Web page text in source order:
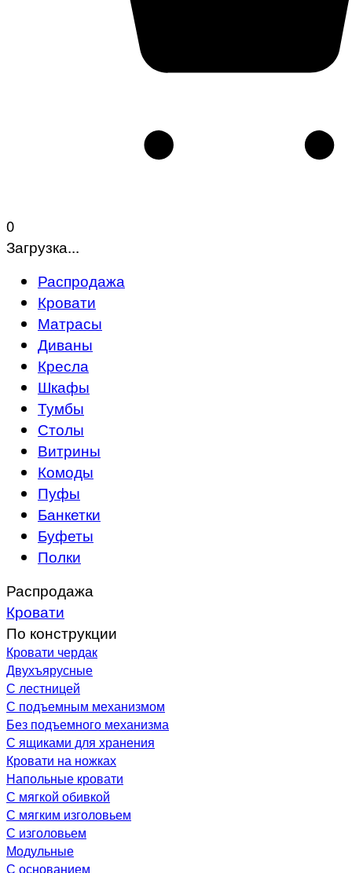
0
Загрузка...
Распродажа
Кровати
Матрасы
Диваны
Кресла
Шкафы
Тумбы
Столы
Витрины
Комоды
Пуфы
Банкетки
Буфеты
Полки
Распродажа
Кровати
По конструкции
Кровати чердак
Двухъярусные
С лестницей
С подъемным механизмом
Без подъемного механизма
С ящиками для хранения
Кровати на ножках
Напольные кровати
С мягкой обивкой
С мягким изголовьем
С изголовьем
Модульные
С основанием